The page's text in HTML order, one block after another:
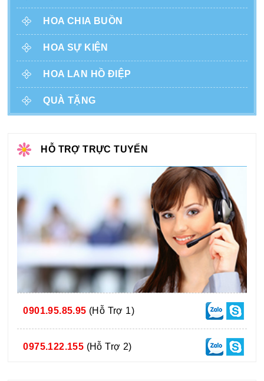
HOA CHIA BUỒN
HOA SỰ KIỆN
HOA LAN HỒ ĐIỆP
QUÀ TẶNG
HỖ TRỢ TRỰC TUYẾN
0901.95.85.95 (Hỗ Trợ 1)
0975.122.155 (Hỗ Trợ 2)